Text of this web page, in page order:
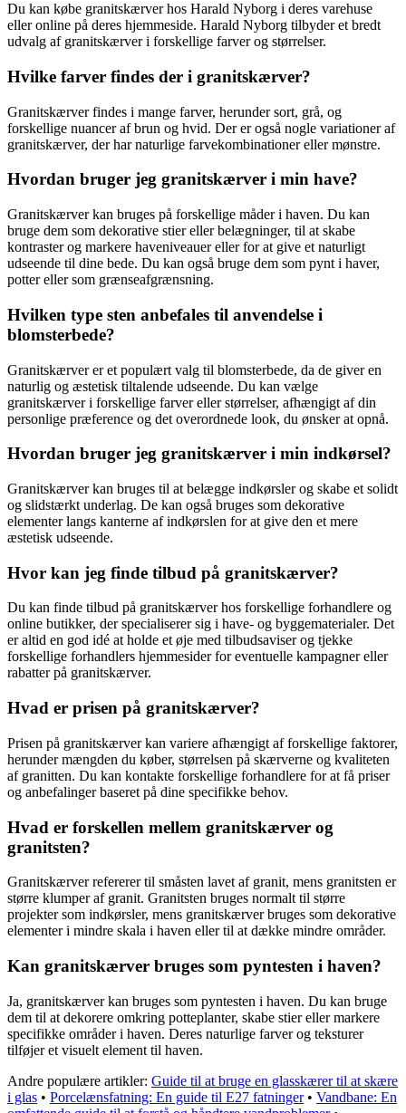
Du kan købe granitskærver hos Harald Nyborg i deres varehuse
eller online på deres hjemmeside. Harald Nyborg tilbyder et bredt
udvalg af granitskærver i forskellige farver og størrelser.
Hvilke farver findes der i granitskærver?
Granitskærver findes i mange farver, herunder sort, grå, og
forskellige nuancer af brun og hvid. Der er også nogle variationer af
granitskærver, der har naturlige farvekombinationer eller mønstre.
Hvordan bruger jeg granitskærver i min have?
Granitskærver kan bruges på forskellige måder i haven. Du kan
bruge dem som dekorative stier eller belægninger, til at skabe
kontraster og markere haveniveauer eller for at give et naturligt
udseende til dine bede. Du kan også bruge dem som pynt i haver,
potter eller som grænseafgrænsning.
Hvilken type sten anbefales til anvendelse i
blomsterbede?
Granitskærver er et populært valg til blomsterbede, da de giver en
naturlig og æstetisk tiltalende udseende. Du kan vælge
granitskærver i forskellige farver eller størrelser, afhængigt af din
personlige præference og det overordnede look, du ønsker at opnå.
Hvordan bruger jeg granitskærver i min indkørsel?
Granitskærver kan bruges til at belægge indkørsler og skabe et solidt
og slidstærkt underlag. De kan også bruges som dekorative
elementer langs kanterne af indkørslen for at give den et mere
æstetisk udseende.
Hvor kan jeg finde tilbud på granitskærver?
Du kan finde tilbud på granitskærver hos forskellige forhandlere og
online butikker, der specialiserer sig i have- og byggematerialer. Det
er altid en god idé at holde et øje med tilbudsaviser og tjekke
forskellige forhandlers hjemmesider for eventuelle kampagner eller
rabatter på granitskærver.
Hvad er prisen på granitskærver?
Prisen på granitskærver kan variere afhængigt af forskellige faktorer,
herunder mængden du køber, størrelsen på skærverne og kvaliteten
af granitten. Du kan kontakte forskellige forhandlere for at få priser
og anbefalinger baseret på dine specifikke behov.
Hvad er forskellen mellem granitskærver og
granitsten?
Granitskærver refererer til småsten lavet af granit, mens granitsten er
større klumper af granit. Granitsten bruges normalt til større
projekter som indkørsler, mens granitskærver bruges som dekorative
elementer i mindre skala i haven eller til at dække mindre områder.
Kan granitskærver bruges som pyntesten i haven?
Ja, granitskærver kan bruges som pyntesten i haven. Du kan bruge
dem til at dekorere omkring potteplanter, skabe stier eller markere
specifikke områder i haven. Deres naturlige farver og teksturer
tilføjer et visuelt element til haven.
Andre populære artikler: Guide til at bruge en glasskærer til at skære
i glas • Porcelænsfatning: En guide til E27 fatninger• Vandbane: En